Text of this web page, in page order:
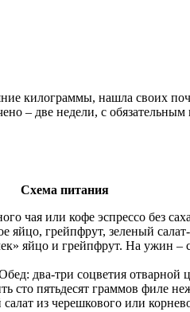
килограммы, нашла своих
– две недели, с
Схема питания
чая или кофе эспрессо без
яйцо, грейпфрут, зеленый
яйцо и грейпфрут. На ужин –
два-три соцветия
сто пятьдесят граммов филе
из черешкового или